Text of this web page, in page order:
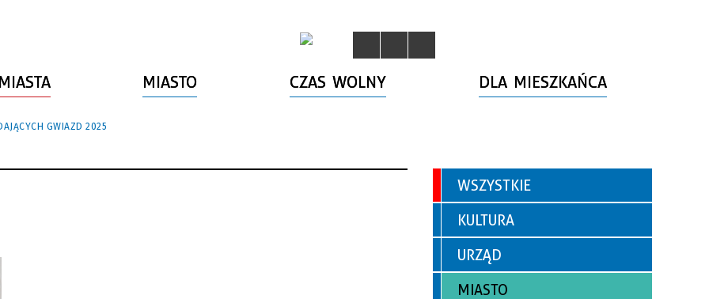
MIASTO CZAS WOLNY DLA MIESZKAŃCA
GWIAZD 2025
WSZYSTKIE
KULTURA
URZĄD
MIASTO